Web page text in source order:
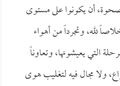
أن يكونوا على مستوى
لله، وتجرداً من أهواء
التي يعيشونها، وتعاوناً
ولا مجال فيه لتغليب هوى